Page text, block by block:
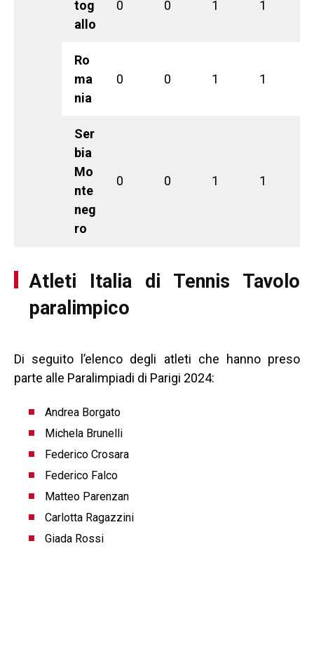
tog
allo
0 0 1 1
Ro
ma
nia
0 0 1 1
Ser
bia
Mo
nte
neg
ro
0 0 1 1
Atleti Italia di Tennis Tavolo
paralimpico
Di seguito l’elenco degli atleti che hanno preso
parte alle Paralimpiadi di Parigi 2024:
Andrea Borgato
Michela Brunelli
Federico Crosara
Federico Falco
Matteo Parenzan
Carlotta Ragazzini
Giada Rossi